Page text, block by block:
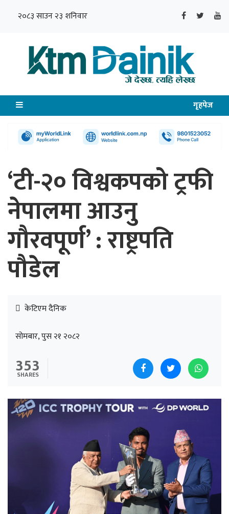
२०८३ साउन २३ शनिवार
गृहपेज
‘टी-२० विश्वकपको ट्रफी
नेपालमा आउनु
गौरवपूर्ण’ : राष्ट्रपति
पौडेल
केटिएम दैनिक
सोमबार, पुस २१ २०८२
353
SHARES